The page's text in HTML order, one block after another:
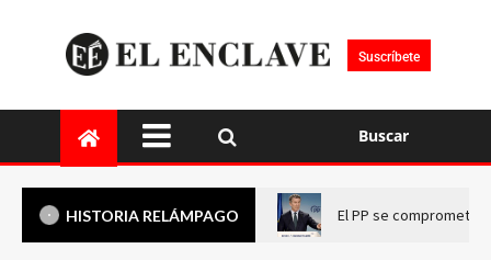
Suscríbete
Buscar
HISTORIA RELÁMPAGO El PP se compromete